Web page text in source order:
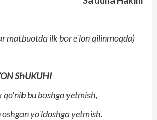
matbuotda ilk bor e'lon qilinmoqda)
ShUKUHI
qo'nib bu boshga yetmish,
yo'ldoshga yetmish.